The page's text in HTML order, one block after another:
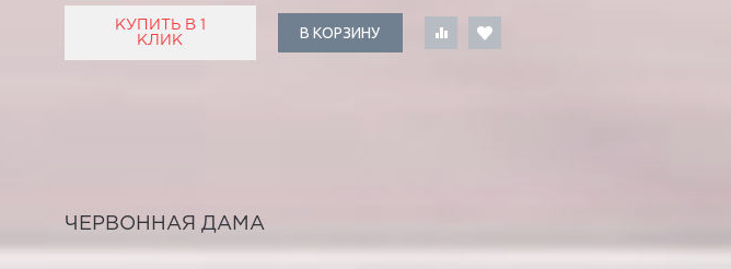
КУПИТЬ В 1
КЛИК
В КОРЗИНУ
ЧЕРВОННАЯ ДАМА